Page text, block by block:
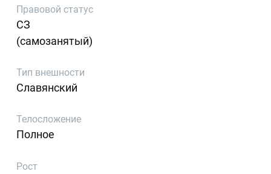
Правовой статус
СЗ
(самозанятый)
Тип внешности
Славянский
Телосложение
Полное
Рост